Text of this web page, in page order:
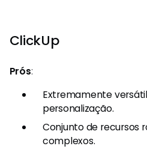
ClickUp
Prós:
Extremamente
personalização.
Conjunto de recursos
complexos.